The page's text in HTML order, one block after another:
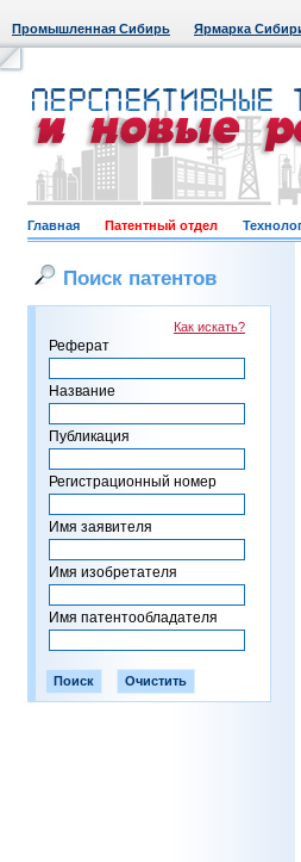
Промышленная Сибирь Ярмарка
Главная Патентный отдел
Поиск патентов
Как искать?
Реферат
Название
Публикация
Регистрационный номер
Имя заявителя
Имя изобретателя
Имя патентообладателя